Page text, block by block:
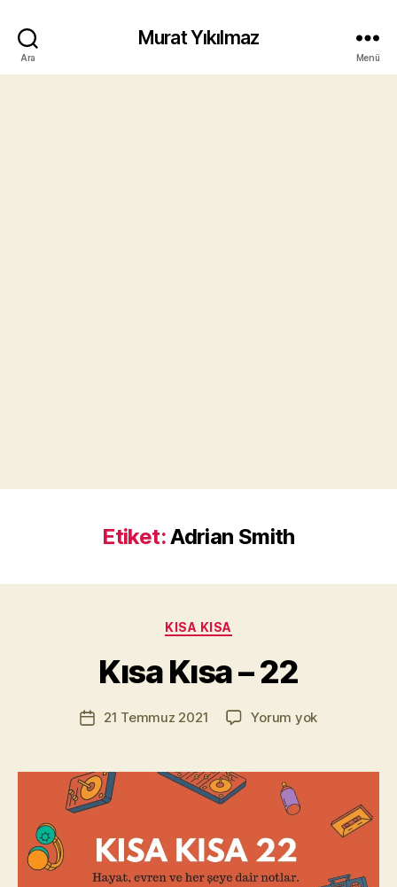
Ara
Murat Yıkılmaz
Menü
Etiket:Adrian Smith
Kategoriler
KISA KISA
Kısa Kısa – 22
Yazının
yazarı
a
u
a
kı
l
a
z
Yazı21 Temmuz 2021 Yorum yokKısa
22